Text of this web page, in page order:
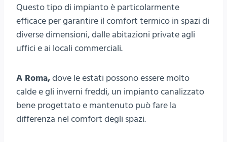
Questo tipo di impianto è particolarmente
efficace per garantire il comfort termico in spazi di
diverse dimensioni, dalle abitazioni private agli
uffici e ai locali commerciali.
A Roma,dove le estati possono essere molto
calde e gli inverni freddi, un impianto canalizzato
bene progettato e mantenuto può fare la
differenza nel comfort degli spazi.